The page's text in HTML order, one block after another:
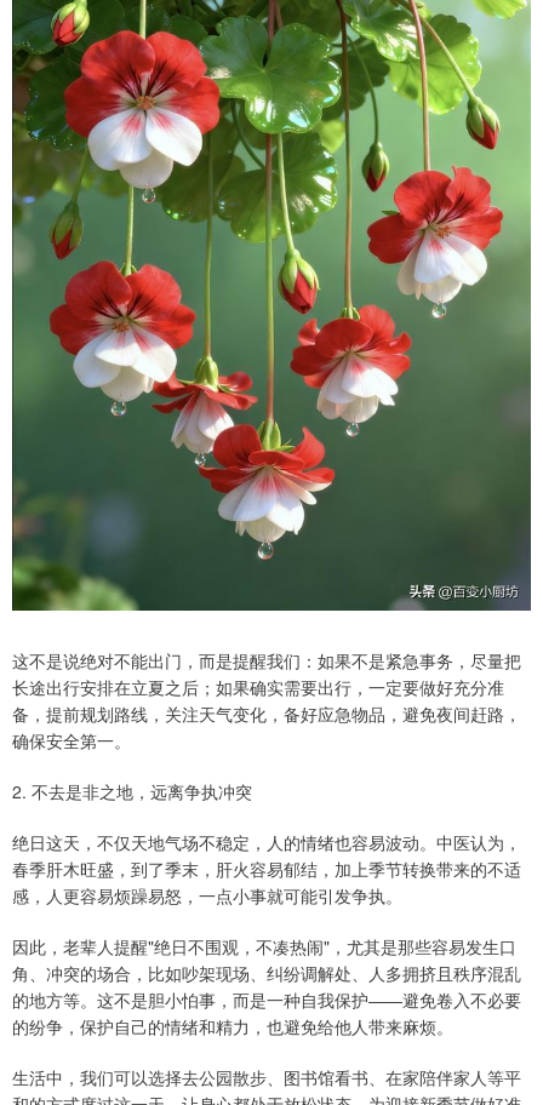
这不是说绝对不能出门，而是提醒我们：如果不是紧急事务，尽量把
长途出行安排在立夏之后；如果确实需要出行，一定要做好充分准
备，提前规划路线，关注天气变化，备好应急物品，避免夜间赶路，
确保安全第一。
2. 不去是非之地，远离争执冲突
绝日这天，不仅天地气场不稳定，人的情绪也容易波动。中医认为，
春季肝木旺盛，到了季末，肝火容易郁结，加上季节转换带来的不适
感，人更容易烦躁易怒，一点小事就可能引发争执。
因此，老辈人提醒"绝日不围观，不凑热闹"，尤其是那些容易发生口
角、冲突的场合，比如吵架现场、纠纷调解处、人多拥挤且秩序混乱
的地方等。这不是胆小怕事，而是一种自我保护——避免卷入不必要
的纷争，保护自己的情绪和精力，也避免给他人带来麻烦。
生活中，我们可以选择去公园散步、图书馆看书、在家陪伴家人等平